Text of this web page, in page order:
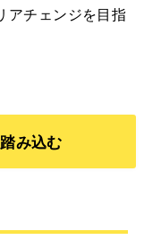
アチェンジを目指
み込む